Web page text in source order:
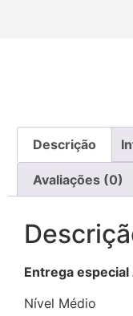
Descrição
Avaliações (0)
Entrega
Nível Médio